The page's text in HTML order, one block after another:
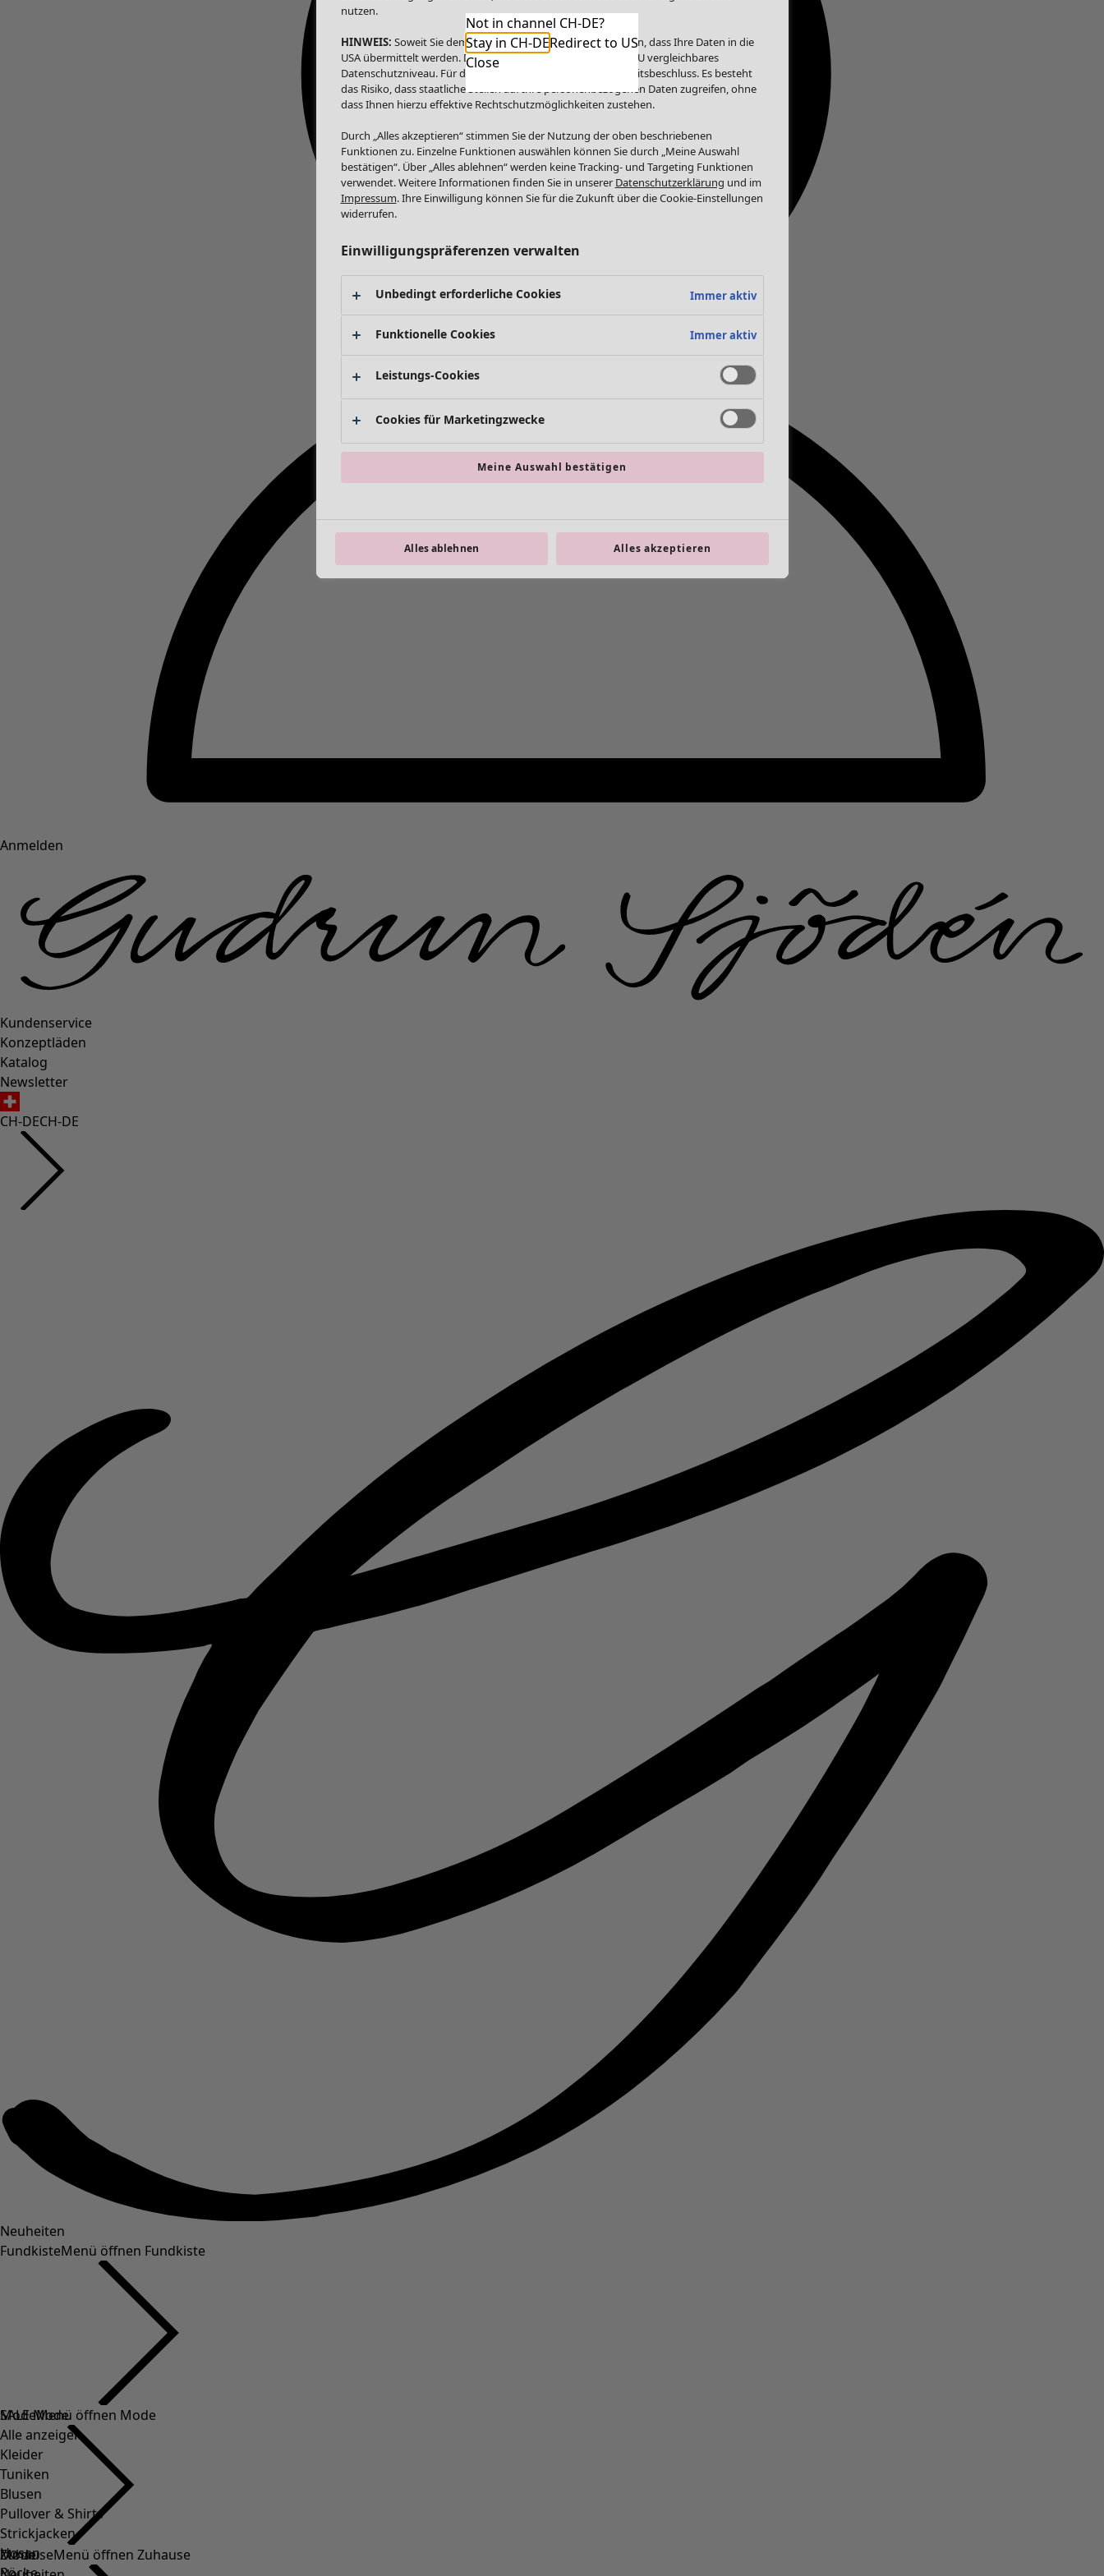
Anmelden
Kundenservice
Konzeptläden
Katalog
Newsletter
CH-DECH-DE
Neuheiten
FundkisteMenü öffnen Fundkiste
SALE Mode
Alle anzeigen
Kleider
Tuniken
Blusen
Pullover & Shirts
Strickjacken
Hosen
ModeMenü öffnen Mode
Mode
ZuhauseMenü öffnen Zuhause
Not in channel CH-DE?
Stay in CH-DERedirect to US
Close
nutzen.
HINWEIS: Soweit Sie dem zustimmen, willigen Sie zugleich ein, dass Ihre Daten in die
USA übermittelt werden. Die USA bietet kein mit dem in der EU vergleichbares
Datenschutzniveau. Für die USA besteht kein Angemessenheitsbeschluss. Es besteht
das Risiko, dass staatliche Stellen auf Ihre personenbezogenen Daten zugreifen, ohne
dass Ihnen hierzu effektive Rechtschutzmöglichkeiten zustehen.
Durch „Alles akzeptieren“ stimmen Sie der Nutzung der oben beschriebenen
Funktionen zu. Einzelne Funktionen auswählen können Sie durch „Meine Auswahl
bestätigen“. Über „Alles ablehnen“ werden keine Tracking- und Targeting Funktionen
verwendet. Weitere Informationen finden Sie in unserer Datenschutzerklärung und im
Impressum. Ihre Einwilligung können Sie für die Zukunft über die Cookie-Einstellungen
widerrufen.
Einwilligungspräferenzen verwalten
Unbedingt erforderliche Cookies Immer aktiv
Funktionelle Cookies Immer aktiv
Leistungs-Cookies
Cookies für Marketingzwecke
Meine Auswahl bestätigen
Alles ablehnen Alles akzeptieren